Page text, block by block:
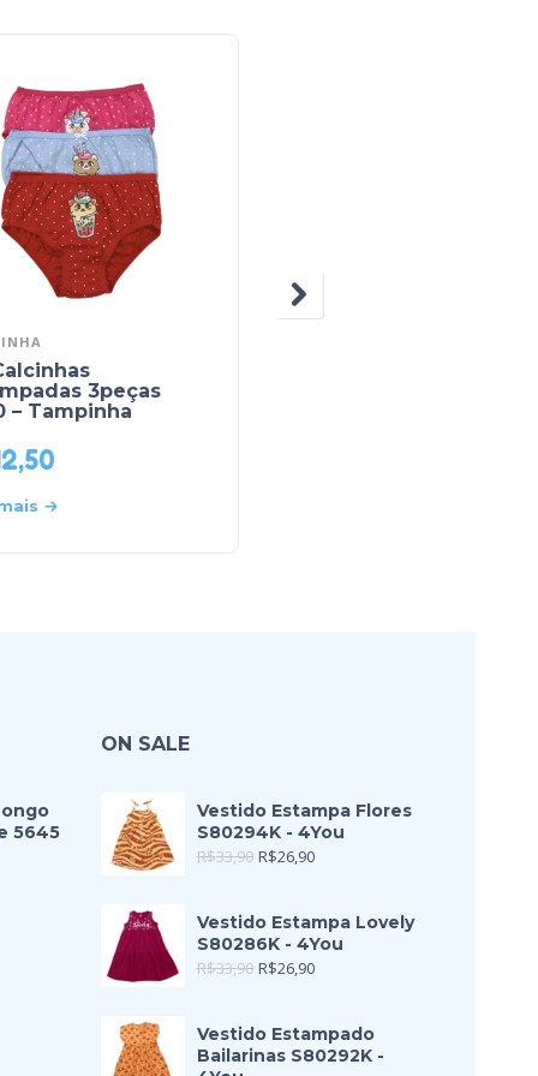
3peças
– Tampinha
5645
ON SALE
Vestido Estampa Flores
S80294K - 4You
R$33,90 R$26,90
Vestido Estampa Lovely
S80286K - 4You
R$33,90 R$26,90
Vestido Estampado
Bailarinas S80292K -